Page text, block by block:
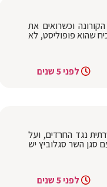
וכשרואים את
שהוא פופוליסט, לא
לפני 5 שנים
נגד החרדים, ועל
סגן השר סגלוביץ יש
לפני 5 שנים